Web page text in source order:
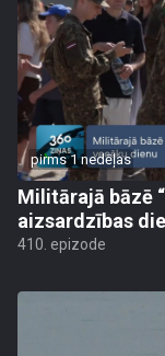
pirms 1 nedēļas
Militārajā bāzē
aizsardzības
410. epizode